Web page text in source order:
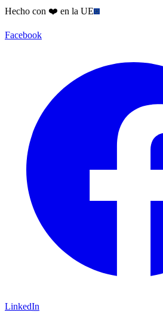
Hecho con ❤️ en la UE
Facebook
LinkedIn